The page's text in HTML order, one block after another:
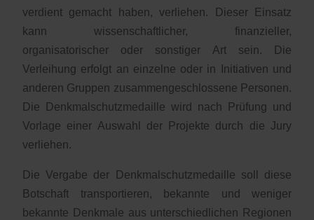
verdient gemacht haben, verliehen. Dieser Einsatz
kann wissenschaftlicher, finanzieller,
organisatorischer oder sonstiger Art sein. Die
Verleihung erfolgt an einzelne oder in Initiativen und
anderen Gruppen zusammengeschlossene Personen.
Die Denkmalschutzmedaille wird nach Prüfung und
Vorlage einer Auswahl der Projekte durch die Jury
verliehen.
Die Vergabe der Denkmalschutzmedaille soll diese
Botschaft transportieren, bekannte und weniger
bekannte Denkmale aus unterschiedlichen Regionen